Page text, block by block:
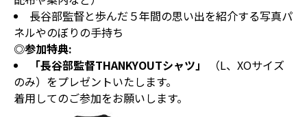
長谷部監督と歩んだ５年間の思い出を紹介する写真パ
ネルやのぼりの手持ち
◎参加特典:
「長谷部監督THANKYOUTシャツ」
（L、XOサイズ
のみ）をプレゼントいたします。
着用してのご参加をお願いします。